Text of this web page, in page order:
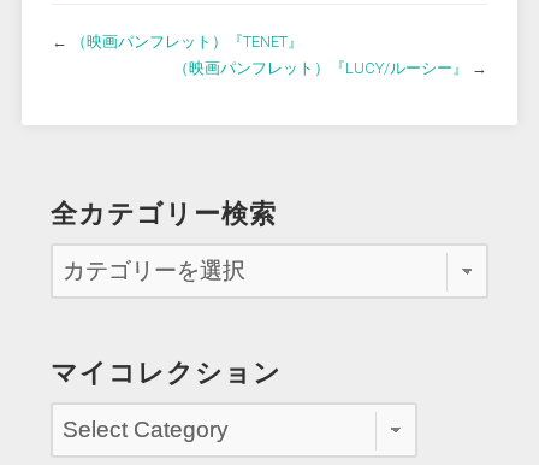
←
（映画パンフレット）『TENET』
（映画パンフレット）『LUCY/ルーシー』
→
全カテゴリー検索
マイコレクション